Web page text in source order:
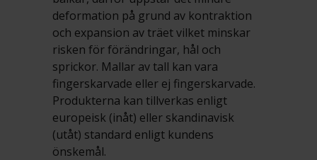
deformation på grund av kontraktion
och expansion av träet vilket minskar
risken för förändringar, hål och
sprickor. Mallar av tall kan vara
fingerskarvade eller ej fingerskarvade.
Produkterna kan tillverkas enligt
europeisk (inåt) eller skandinavisk
(utåt) standard enligt kundens
önskemål.